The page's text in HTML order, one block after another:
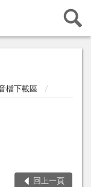
檔下載區
回上一頁